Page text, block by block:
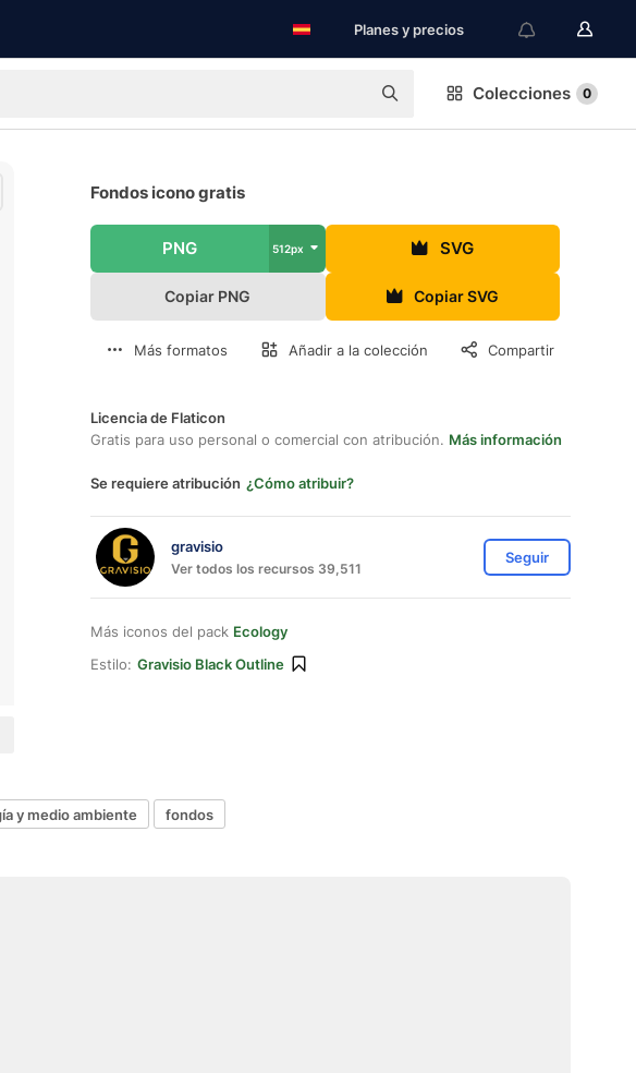
Planes y precios
Colecciones 0
Fondos icono gratis
PNG 512px SVG
Copiar PNG Copiar SVG
Más formatos Añadir a la colección Compartir
Licencia de Flaticon
Gratis para uso personal o comercial con atribución. Más información
Se requiere atribución ¿Cómo atribuir?
gravisio
Ver todos los recursos 39,511
Seguir
Más iconos del pack Ecology
Estilo: Gravisio Black Outline
y medio ambiente fondos